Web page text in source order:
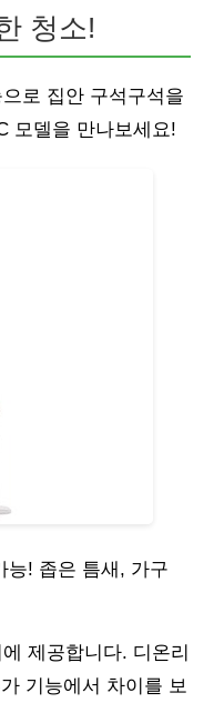
청소!
로 집안 구석구석을
모델을 만나보세요!
능! 좁은 틈새, 가구
제공합니다. 디온리
기능에서 차이를 보